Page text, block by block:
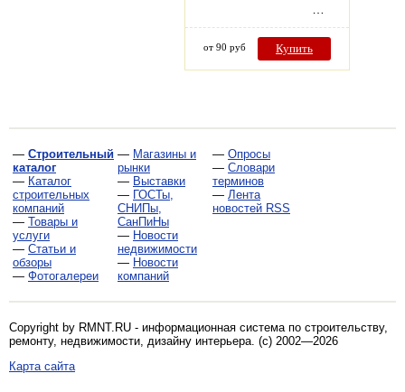
от 90 руб Купить
— Строительный
каталог
— Каталог
строительных
компаний
— Товары и
услуги
— Статьи и
обзоры
— Фотогалереи
— Магазины и
рынки
— Выставки
— ГОСТы,
СНИПы,
СанПиНы
— Новости
недвижимости
— Новости
компаний
— Опросы
— Словари
терминов
— Лента
новостей RSS
Copyright by RMNT.RU - информационная система по строительству,
ремонту, недвижимости, дизайну интерьера . (c) 2002—2026
Карта сайта